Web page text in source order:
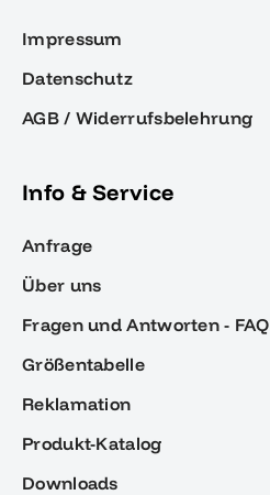
Impressum
Datenschutz
AGB / Widerrufsbelehrung
Info & Service
Anfrage
Über uns
Fragen und Antworten - FAQ
Größentabelle
Reklamation
Produkt-Katalog
Downloads